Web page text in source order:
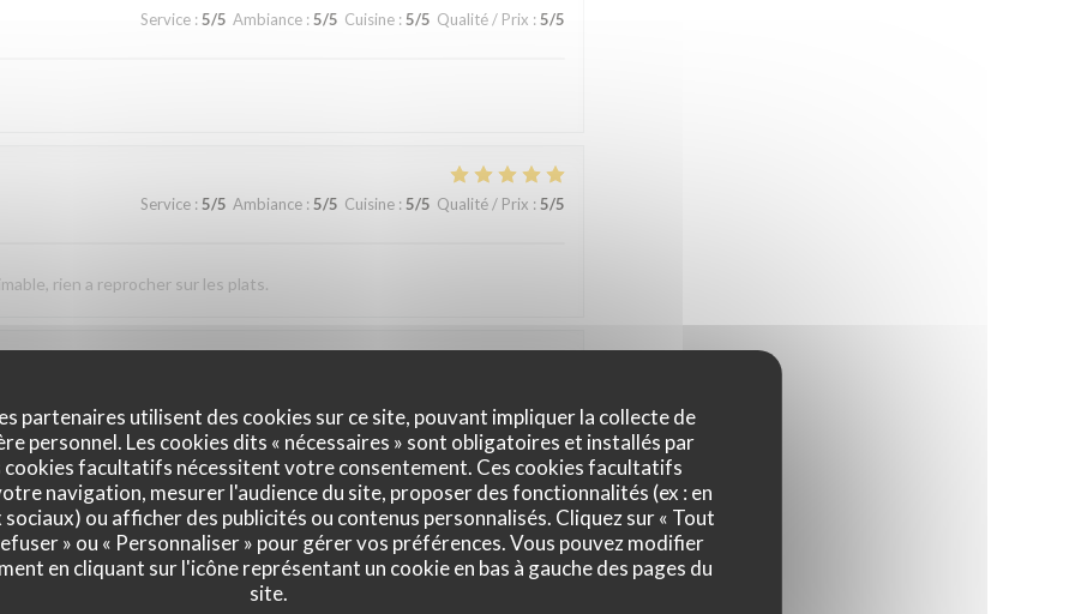
partenaires utilisent des cookies sur ce site, pouvant impliquer la collecte de
personnel. Les cookies dits « nécessaires » sont obligatoires et installés par
facultatifs nécessitent votre consentement. Ces cookies facultatifs
navigation, mesurer l'audience du site, proposer des fonctionnalités (ex : en
sociaux) ou afficher des publicités ou contenus personnalisés. Cliquez sur « Tout
» ou « Personnaliser » pour gérer vos préférences. Vous pouvez modifier
en cliquant sur l'icône représentant un cookie en bas à gauche des pages du
site.
Service: 5/5 Ambiance: 5/5 Cuisine: 5/5 Qualité / Prix : 5/5
Service: 5/5 Ambiance: 5/5 Cuisine: 5/5 Qualité / Prix : 5/5
rien a reprocher sur les plats.
au top. Lo
Service :4/5 Ambiance: 4/5 Cuisine:4/5 Qualité / Prix : 5/5